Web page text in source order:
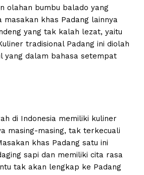
olahan bumbu balado yang
khas Padang lainnya
yang tak kalah lezat, yaitu
tradisional Padang ini diolah
yang dalam bahasa setempat
di Indonesia memiliki kuliner
masing-masing, tak terkecuali
khas Padang satu ini
sapi dan memiliki cita rasa
tak akan lengkap ke Padang